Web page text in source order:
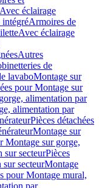
Avec éclairage
intégréArmoires de
Avec éclairage
Autres
de
lavaboMontage sur
pour Montage sur
alimentation par
alimentation par
Pièces détachées
Montage sur
Montage sur gorge,
sur secteurPièces
secteurMontage
pour Montage mural,
par